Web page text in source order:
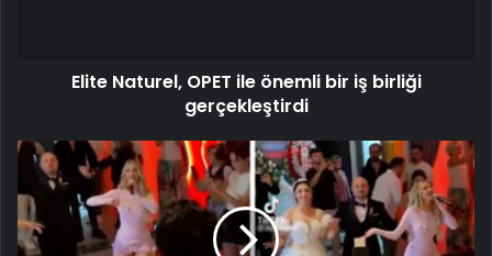
Elite Naturel, OPET ile önemli bir iş birliği
gerçekleştirdi